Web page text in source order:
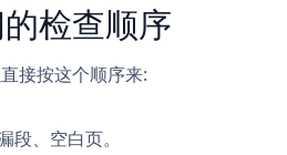
检查顺序
接按这个顺序来:
段、空白页。